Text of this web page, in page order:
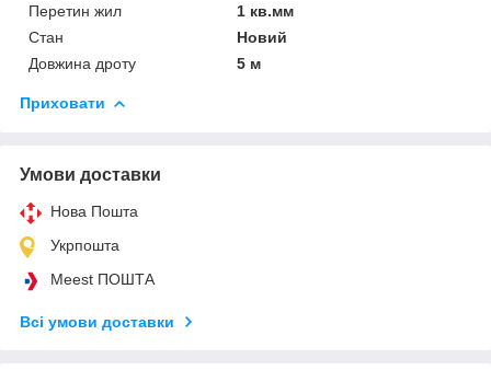
Перетин жил
1 кв.мм
Стан
Новий
Довжина дроту
5 м
Приховати
Умови доставки
Нова Пошта
Укрпошта
Meest ПОШТА
Всі умови доставки